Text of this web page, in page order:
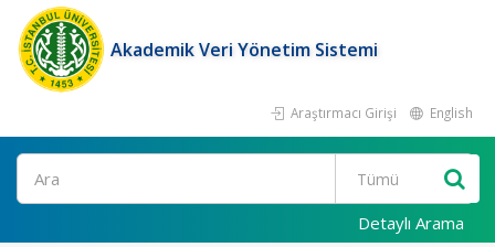
Akademik Veri Yönetim Sistemi
Araştırmacı Girişi English
Ara
Detaylı Arama